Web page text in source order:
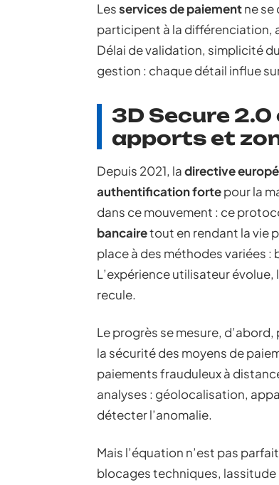
Lesservices de paiementne
participent à la différenciation,
Délai de validation, simplicité
gestion : chaque détail influe
3D Secure
apports et
Depuis 2021, ladirective
authentification fortepour la
dans ce mouvement : ce
bancairetout en rendant la vie
place à des méthodes variées
L’expérience utilisateur
recule.
Le progrès se mesure, d’abord,
la sécurité des moyens de
paiements frauduleux à
analyses : géolocalisation,
détecter l’anomalie.
Mais l’équation n’est pas
blocages techniques,